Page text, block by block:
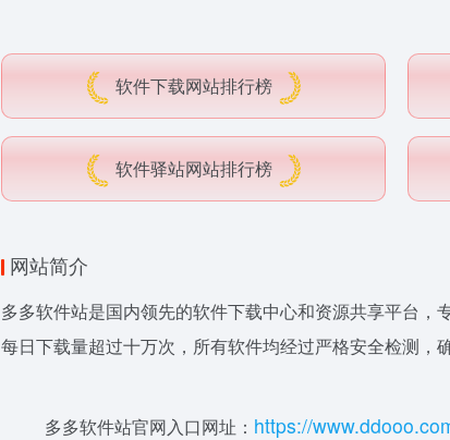
软件下载网站排行榜
软件驿站网站排行榜
网站简介
多多软件站是国内领先的软件下载中心和资源共享平台，
每日下载量超过十万次，所有软件均经过严格安全检测，
多多软件站官网入口网址： https://www.ddooo.co